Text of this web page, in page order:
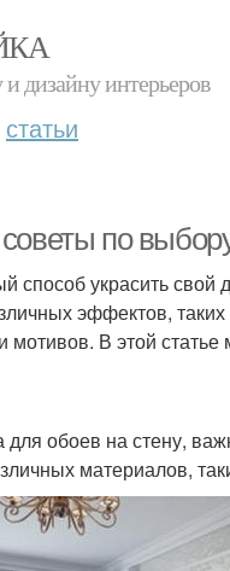
дизайну интерьеров
статьи
по
способ украсить
эффектов,
мотивов. В этой
для обоев на стену,
материалов,